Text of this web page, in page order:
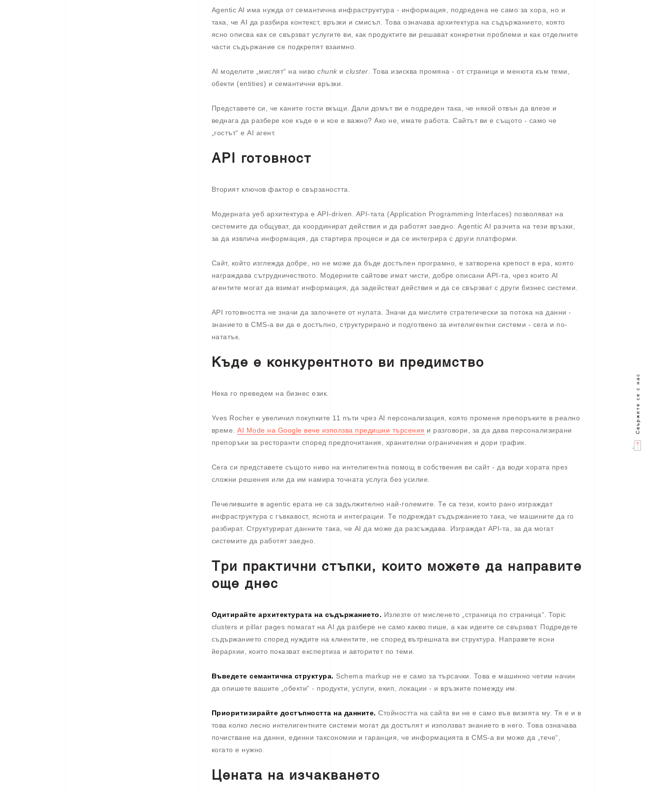
Свържете се с нас
Agentic AI има нужда от семантична инфраструктура - информация, подредена не само за хора, но и
така, че AI да разбира контекст, връзки и смисъл. Това означава архитектура на съдържанието, която
ясно описва как се свързват услугите ви, как продуктите ви решават конкретни проблеми и как отделните
части съдържание се подкрепят взаимно.
AI моделите „мислят“ на нивоchunk иcluster . Това изисква промяна - от страници и менюта към теми,
обекти (entities) и семантични връзки.
Представете си, че каните гости вкъщи. Дали домът ви е подреден така, че някой отвън да влезе и
веднага да разбере кое къде е и кое е важно? Ако не, имате работа. Сайтът ви е същото - само че
„гостът“ е AI агент.
API готовност
Вторият ключов фактор е свързаността.
Модерната уеб архитектура е API-driven. API-тата (Application Programming Interfaces) позволяват на
системите да общуват, да координират действия и да работят заедно. Agentic AI разчита на тези връзки,
за да извлича информация, да стартира процеси и да се интегрира с други платформи.
Сайт, който изглежда добре, но не може да бъде достъпен програмно, е затворена крепост в ера, която
награждава сътрудничеството. Модерните сайтове имат чисти, добре описани API-та, чрез които AI
агентите могат да взимат информация, да задействат действия и да се свързват с други бизнес системи.
API готовността не значи да започнете от нулата. Значи да мислите стратегически за потока на данни -
знанието в CMS-а ви да е достъпно, структурирано и подготвено за интелигентни системи - сега и по-
нататък.
Къде е конкурентното ви предимство
Нека го преведем на бизнес език.
Yves Rocher е увеличил покупките 11 пъти чрез AI персонализация, която променя препоръките в реално
време.AI Mode на Google вече използва предишни търсения и разговори, за да дава персонализирани
препоръки за ресторанти според предпочитания, хранителни ограничения и дори график.
Сега си представете същото ниво на интелигентна помощ в собствения ви сайт - да води хората през
сложни решения или да им намира точната услуга без усилие.
Печелившите в agentic ерата не са задължително най-големите. Те са тези, които рано изграждат
инфраструктура с гъвкавост, яснота и интеграции. Те подреждат съдържанието така, че машините да го
разбират. Структурират данните така, че AI да може да разсъждава. Изграждат API-та, за да могат
системите да работят заедно.
Три практични стъпки, които можете да направите
още днес
Одитирайте архитектурата на съдържанието. Излезте от мисленето „страница по страница“. Topic
clusters и pillar pages помагат на AI да разбере не само какво пише, а как идеите се свързват. Подредете
съдържанието според нуждите на клиентите, не според вътрешната ви структура. Направете ясни
йерархии, които показват експертиза и авторитет по теми.
Въведете семантична структура. Schema markup не е само за търсачки. Това е машинно четим начин
да опишете вашите „обекти“ - продукти, услуги, екип, локации - и връзките помежду им.
Приоритизирайте достъпността на данните. Стойността на сайта ви не е само във визията му. Тя е и в
това колко лесно интелигентните системи могат да достъпят и използват знанието в него. Това означава
почистване на данни, единни таксономии и гаранция, че информацията в CMS-а ви може да „тече“,
когато е нужно.
Цената на изчакването